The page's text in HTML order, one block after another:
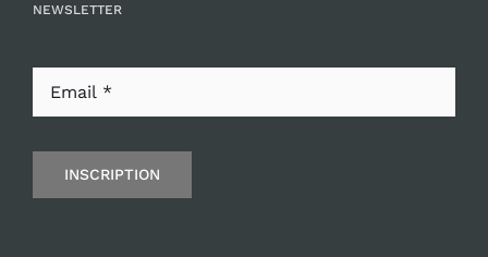
NEWSLETTER
INSCRIPTION